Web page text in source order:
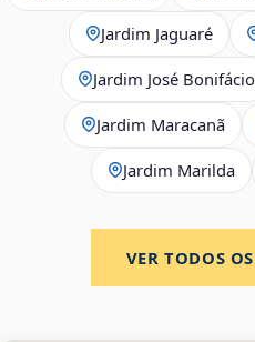
Jardim Jaguaré
Jardim José Bonifácio
Jardim Maracanã
Jardim Marilda
VER TODOS OS